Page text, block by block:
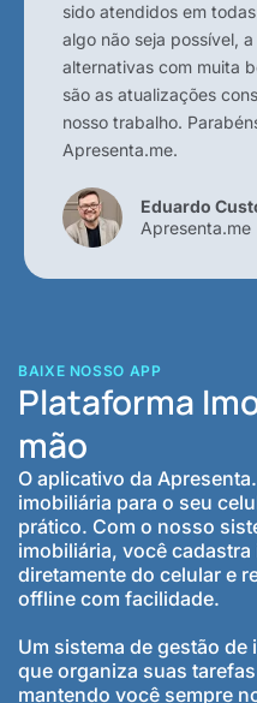
sido atendidos em
algo não seja possível,
alternativas com muita
são as atualizações
nosso trabalho.
Apresenta.me.
Eduardo
Apresenta.me
BAIXE NOSSO APP
Plataforma
mão
O aplicativo da
imobiliária para o seu
prático. Com o nosso
imobiliária, você
diretamente do celular e
offline com facilidade.
Um sistema de gestão
que organiza suas
mantendo você sempre